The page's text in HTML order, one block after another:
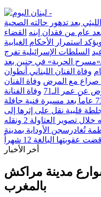
بعد تدهور حالته الصحية
من فقدان إبنه القضاء
استمرار الأحكام الغيابية
السلطات الإسرائيلية تفرج
الحرية» في جنين بعد
وفاة الفنان اللبناني أنطوان
وفاة الفنان
عن عمر الـ71
وفاة الفنانة
قلبية نقل على إثرها إلى
إصابة أحمد السقا في وجهه خلال تصوير العتاولة 2 ونقله
تُغادرسجن الأوداية بمدينة
البالغة 12 شهراً
أخر الأخبار
مدينة مراكش
بالمغرب